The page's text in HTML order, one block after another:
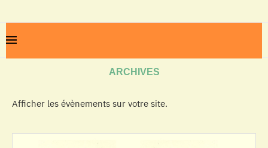
ARCHIVES
Afficher les évènements sur votre site.